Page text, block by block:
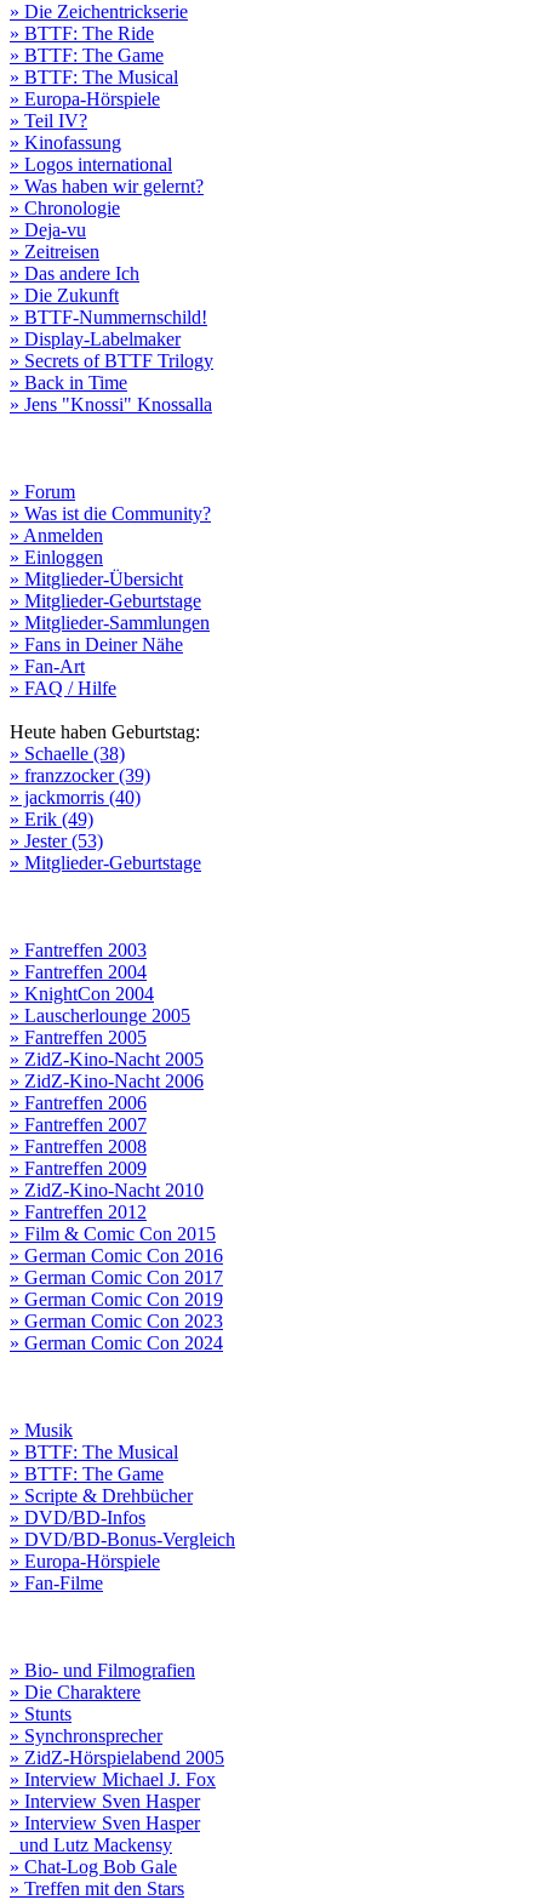
» Die Zeichentrickserie
» BTTF: The Ride
» BTTF: The Game
» BTTF: The Musical
» Europa-Hörspiele
» Teil IV?
» Kinofassung
» Logos international
» Was haben wir gelernt?
» Chronologie
» Deja-vu
» Zeitreisen
» Das andere Ich
» Die Zukunft
» BTTF-Nummernschild!
» Display-Labelmaker
» Secrets of BTTF Trilogy
» Back in Time
» Jens "Knossi" Knossalla
» Forum
» Was ist die Community?
» Anmelden
» Einloggen
» Mitglieder-Übersicht
» Mitglieder-Geburtstage
» Mitglieder-Sammlungen
» Fans in Deiner Nähe
» Fan-Art
» FAQ / Hilfe
Heute haben Geburtstag:
» Schaelle (38)
» franzzocker (39)
» jackmorris (40)
» Erik (49)
» Jester (53)
» Mitglieder-Geburtstage
» Fantreffen 2003
» Fantreffen 2004
» KnightCon 2004
» Lauscherlounge 2005
» Fantreffen 2005
» ZidZ-Kino-Nacht 2005
» ZidZ-Kino-Nacht 2006
» Fantreffen 2006
» Fantreffen 2007
» Fantreffen 2008
» Fantreffen 2009
» ZidZ-Kino-Nacht 2010
» Fantreffen 2012
» Film & Comic Con 2015
» German Comic Con 2016
» German Comic Con 2017
» German Comic Con 2019
» German Comic Con 2023
» German Comic Con 2024
» Musik
» BTTF: The Musical
» BTTF: The Game
» Scripte & Drehbücher
» DVD/BD-Infos
» DVD/BD-Bonus-Vergleich
» Europa-Hörspiele
» Fan-Filme
» Bio- und Filmografien
» Die Charaktere
» Stunts
» Synchronsprecher
» ZidZ-Hörspielabend 2005
» Interview Michael J. Fox
» Interview Sven Hasper
» Interview Sven Hasper
und Lutz Mackensy
» Chat-Log Bob Gale
» Treffen mit den Stars